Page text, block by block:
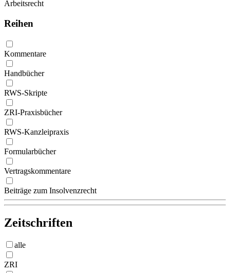
Arbeitsrecht
Reihen
Kommentare
Handbücher
RWS-Skripte
ZRI-Praxisbücher
RWS-Kanzleipraxis
Formularbücher
Vertragskommentare
Beiträge zum Insolvenzrecht
Zeitschriften
alle
ZRI